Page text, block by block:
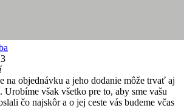
na objednávku a jeho dodanie môže trvať aj
Urobíme však všetko pre to, aby sme vašu
čo najskôr a o jej ceste vás budeme včas